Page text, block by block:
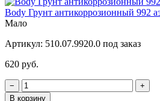
Body Грунт антикоррозионный 992
Мало
Артикул: 510.07.9920.0 под заказ
620 руб.
−
+
В корзину